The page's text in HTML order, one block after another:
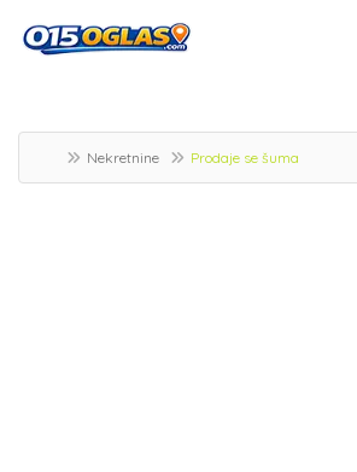
Nekretnine Prodaje se šuma